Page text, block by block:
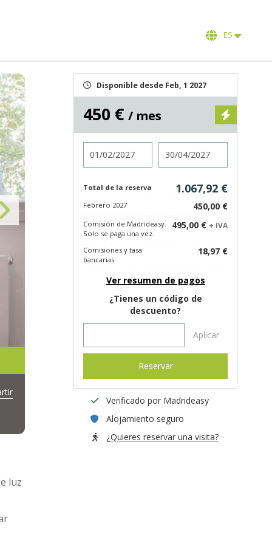
ES
luz
Disponible desde Feb, 1 2027
450 € / mes
Total de la reserva 1.067,92 €
Febrero 2027 450,00 €
Comisión de Madrideasy.
Solo se paga una vez.
495,00 € + IVA
Comisiones y tasa
bancarias
18,97 €
Ver resumen de pagos
¿Tienes un código de
descuento?
Aplicar
Reservar
Verificado por Madrideasy
Alojamiento seguro
¿Quieres reservar una visita?